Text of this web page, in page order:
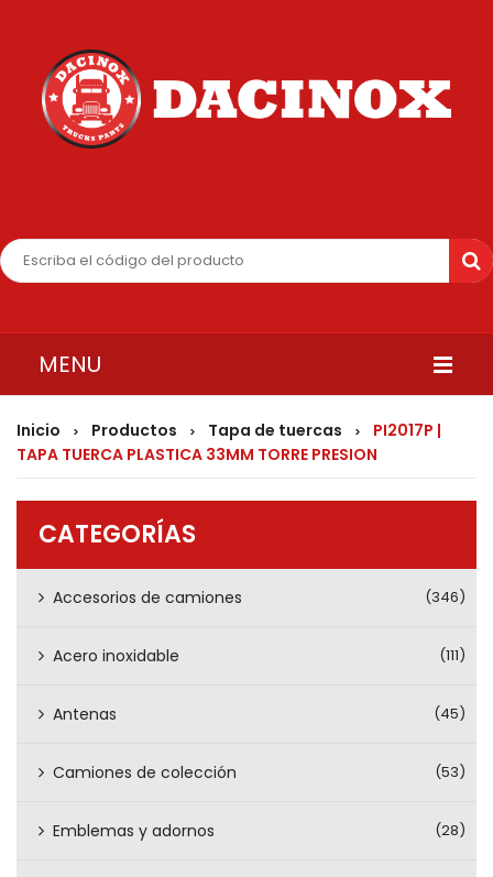
MENU
INICIO
QUIENES SOMOS
Inicio > Productos > Tapa de tuercas >
PI2017P |
TAPA TUERCA PLASTICA 33MM TORRE PRESION
CATEGORÍAS
Accesorios de camiones (346)
Acero inoxidable (111)
Antenas (45)
Camiones de colección (53)
Emblemas y adornos (28)